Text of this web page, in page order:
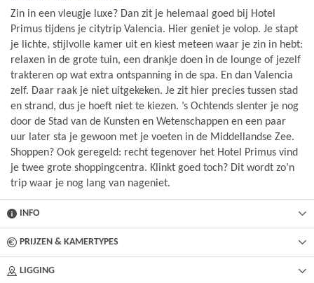
Zin in een vleugje luxe? Dan zit je helemaal goed bij Hotel
Primus tijdens je citytrip Valencia. Hier geniet je volop. Je stapt
je lichte, stijlvolle kamer uit en kiest meteen waar je zin in hebt:
relaxen in de grote tuin, een drankje doen in de lounge of jezelf
trakteren op wat extra ontspanning in de spa. En dan Valencia
zelf. Daar raak je niet uitgekeken. Je zit hier precies tussen stad
en strand, dus je hoeft niet te kiezen. ’s Ochtends slenter je nog
door de Stad van de Kunsten en Wetenschappen en een paar
uur later sta je gewoon met je voeten in de Middellandse Zee.
Shoppen? Ook geregeld: recht tegenover het Hotel Primus vind
je twee grote shoppingcentra. Klinkt goed toch? Dit wordt zo’n
trip waar je nog lang van nageniet.
INFO
PRIJZEN & KAMERTYPES
LIGGING